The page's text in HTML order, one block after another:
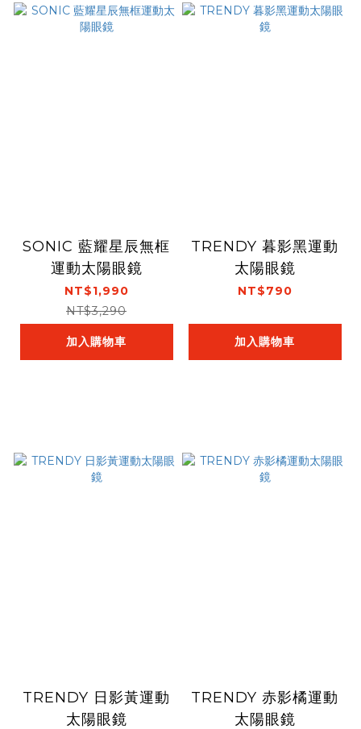
SONIC 藍耀星辰無框
運動太陽眼鏡
NT$1,990
NT$3,290
加入購物車
TRENDY 暮影黑運動
太陽眼鏡
NT$790
加入購物車
TRENDY 日影黃運動
太陽眼鏡
TRENDY 赤影橘運動
太陽眼鏡